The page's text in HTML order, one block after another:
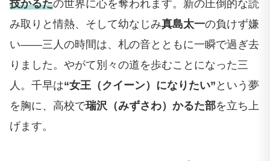
技かるたの世界に心を奪われます。新の圧倒的な読
み取りと情熱、そして幼なじみ真島太一の負けず嫌
い――三人の時間は、札の音とともに一瞬で過ぎ去
りました。やがて別々の道を歩むことになった三
人。千早は“女王（クイーン）になりたい” という夢
を胸に、高校で瑞沢（みずさわ）かるた部を立ち上
げます。